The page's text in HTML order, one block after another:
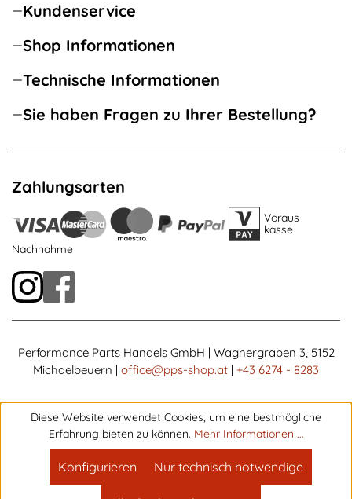
Kundenservice
Shop Informationen
Technische Informationen
Sie haben Fragen zu Ihrer Bestellung?
Zahlungsarten
Voraus
kasse
Nachnahme
Performance Parts Handels GmbH | Wagnergraben 3, 5152
Michaelbeuern | office@pps-shop.at | +43 6274 - 8283
Diese Website verwendet Cookies, um eine bestmögliche
Erfahrung bieten zu können. Mehr Informationen ...
Nur technisch notwendige
Konfigurieren